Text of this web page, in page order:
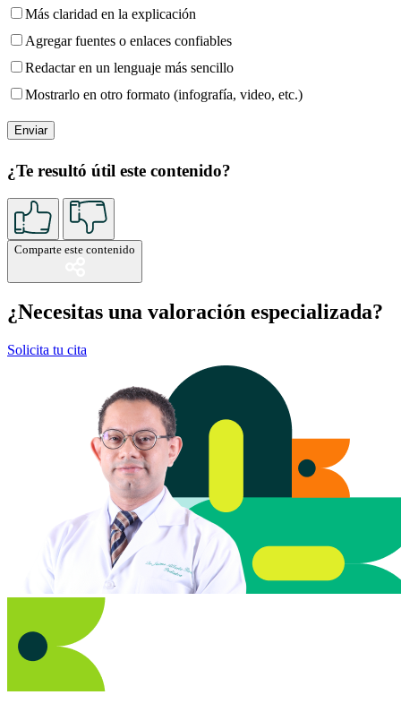
Más claridad en la explicación
Agregar fuentes o enlaces confiables
Redactar en un lenguaje más sencillo
Mostrarlo en otro formato (infografía, video, etc.)
¿Te resultó útil este contenido?
Comparte este contenido
¿Necesitas una valoración especializada?
Solicita tu cita